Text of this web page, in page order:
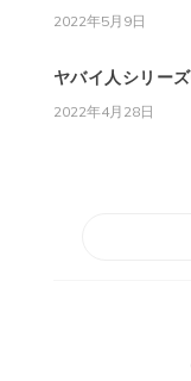
2022年5月9日
ヤバイ人シリー
2022年4月28日